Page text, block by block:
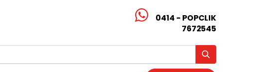
0414 - POPCLIK
7672545